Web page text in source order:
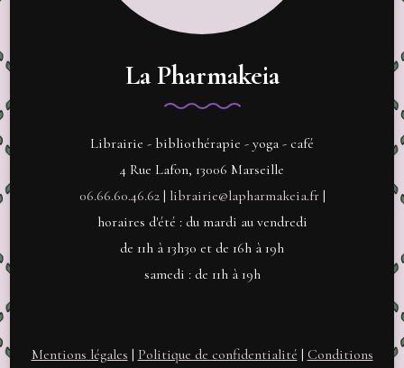
La Pharmakeia
Librairie - bibliothérapie - yoga - café
4 Rue Lafon, 13006 Marseille
06.66.60.46.62| librairie@lapharmakeia.fr|
horaires d'été : du mardi au vendredi
de 11h à 13h30 et de 16h à 19h
samedi : de 11h à 19h
Mentions légales | Politique de confidentialité | Conditions